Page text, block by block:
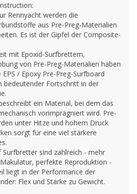
Rennyacht werden die
aus Pre-Preg-Materialien
Es ist der Gipfel der Composite-
mit Epoxid-Surfbrettern,
von Pre-Preg-Materialien haben
/ Epoxy Pre-Preg-Surfboard
bedeutender Fortschritt in der
ein Material, bei dem das
vorimprägniert wird. Pre-
unter Hitze und hohem Druck
sorgt für eine viel stärkere
Surfbretter sind zahlreich - mehr
perfekte Reproduktion -
liegt in der Performance der
Flex und Stärke zu Gewicht.